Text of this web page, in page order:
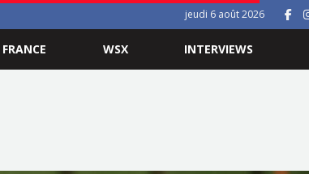
jeudi 6 août 2026
FRANCE WSX INTERVIEWS